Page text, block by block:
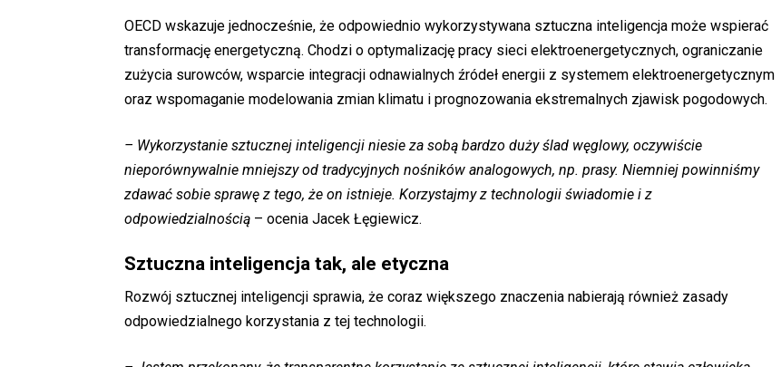
OECD wskazuje jednocześnie, że odpowiednio wykorzystywana sztuczna inteligencja może wspierać
transformację energetyczną. Chodzi o optymalizację pracy sieci elektroenergetycznych, ograniczanie
zużycia surowców, wsparcie integracji odnawialnych źródeł energii z systemem elektroenergetycznym
oraz wspomaganie modelowania zmian klimatu i prognozowania ekstremalnych zjawisk pogodowych.
– Wykorzystanie sztucznej inteligencji niesie za sobą bardzo duży ślad węglowy, oczywiście
nieporównywalnie mniejszy od tradycyjnych nośników analogowych, np. prasy. Niemniej powinniśmy
zdawać sobie sprawę z tego, że on istnieje. Korzystajmy z technologii świadomie i z
odpowiedzialnością – ocenia Jacek Łęgiewicz.
Sztuczna inteligencja tak, ale etyczna
Rozwój sztucznej inteligencji sprawia, że coraz większego znaczenia nabierają również zasady
odpowiedzialnego korzystania z tej technologii.